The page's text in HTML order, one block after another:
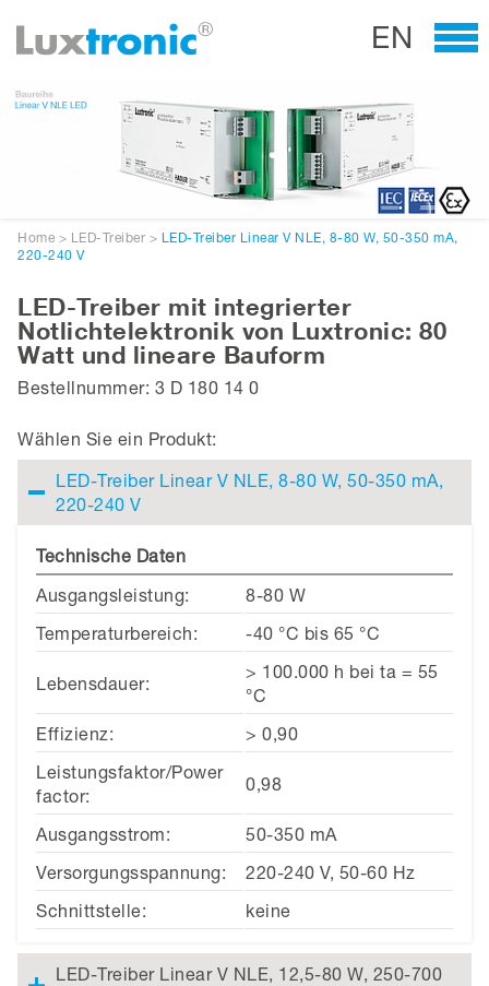
EN
Home > LED-Treiber > LED-Treiber Linear V NLE, 8-80 W, 50-350 mA,
220-240 V
LED-Treiber mit integrierter
Notlichtelektronik von Luxtronic: 80
Watt und lineare Bauform
Bestellnummer: 3 D 180 14 0
Wählen Sie ein Produkt:
LED-Treiber Linear V NLE, 8-80 W, 50-350 mA,
220-240 V
Technische Daten
Ausgangsleistung:
8-80 W
Temperaturbereich:
-40 °C bis 65 °C
Lebensdauer:
> 100.000 h bei ta = 55
°C
Effizienz:
> 0,90
Leistungsfaktor/Power
factor:
0,98
Ausgangsstrom:
50-350 mA
Versorgungsspannung:
220-240 V, 50-60 Hz
Schnittstelle:
keine
LED-Treiber Linear V NLE, 12,5-80 W, 250-700